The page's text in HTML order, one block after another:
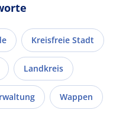
Kreisfreie Stadt
Landkreis
Wappen